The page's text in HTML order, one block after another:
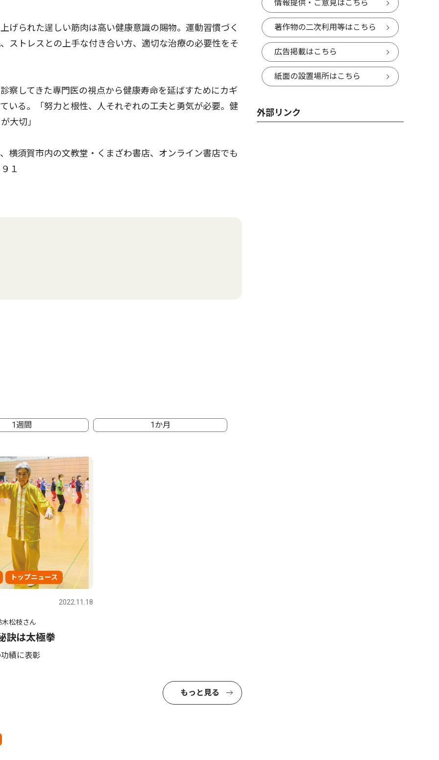
られた逞しい筋肉は高い健康意識の賜物。運動習慣づく
ストレスとの上手な付き合い方、適切な治療の必要性をそ
してきた専門医の視点から健康寿命を延ばすためにカギ
いる。「努力と根性、人それぞれの工夫と勇気が必要。健
大切」
須賀市内の文教堂・くまざわ書店、オンライン書店でも
１
1週間 1か月
トップニュース
2022.11.18
松枝さん
訣は太極拳
績に表彰
もっと見る
情報提供・ご意見はこちら
著作物の二次利用等はこちら
広告掲載はこちら
紙面の設置場所はこちら
外部リンク